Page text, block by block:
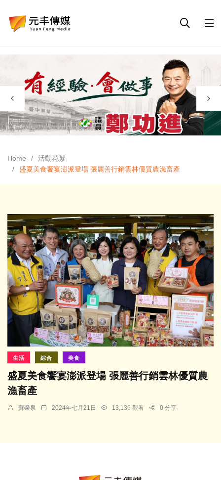
Home
活動花絮
盛夏美食饗宴澎派登場 張麗善行銷雲林優質農漁畜產
生活 綜合 美食
盛夏美食饗宴澎派登場 張麗善行銷雲林優質農
漁畜產
蘇榮泉 2024年七月21日 13,136 觀看 0 分享